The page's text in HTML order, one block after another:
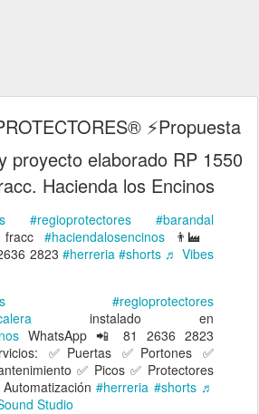
⚡Propuesta
proyecto elaborado RP 1550
Hacienda los Encinos
#regioprotectores
#barandal
#haciendalosencinos👨‍🏭
2823 #herreria #shorts ♬ Vibes
#regioprotectores
instalado en
WhatsApp 📲 81 2636 2823
✅Puertas ✅Portones ✅
✅ Picos ✅ Protectores
#herreria #shorts ♬
Studio